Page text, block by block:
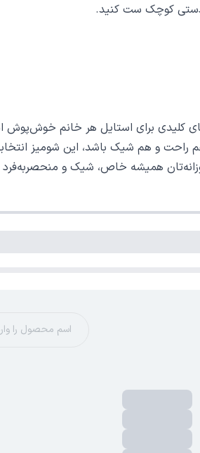
دستی کوچک ست کنید.
کلیدی برای استایل هر خانم
راحت و هم شیک باشد، این شومیز
همیشه خاص، شیک و